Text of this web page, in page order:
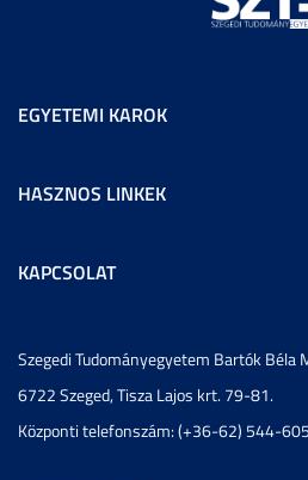
EGYETEMI KAROK
HASZNOS LINKEK
KAPCSOLAT
Szegedi Tudományegyetem Bartók Béla
6722 Szeged, Tisza Lajos krt. 79-81.
Központi telefonszám: (+36-62) 544-605